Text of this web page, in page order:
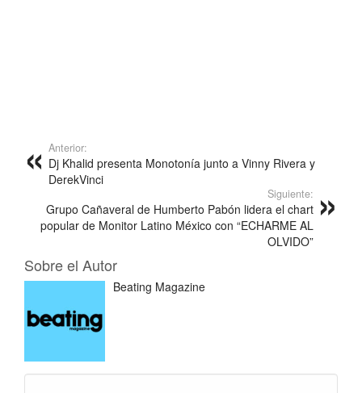
Anterior:
Dj Khalid presenta Monotonía junto a Vinny Rivera y
DerekVinci
Siguiente:
Grupo Cañaveral de Humberto Pabón lidera el chart
popular de Monitor Latino México con “ECHARME AL
OLVIDO”
Sobre el Autor
Beating Magazine